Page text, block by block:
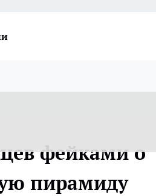
фейками о
пирамиду